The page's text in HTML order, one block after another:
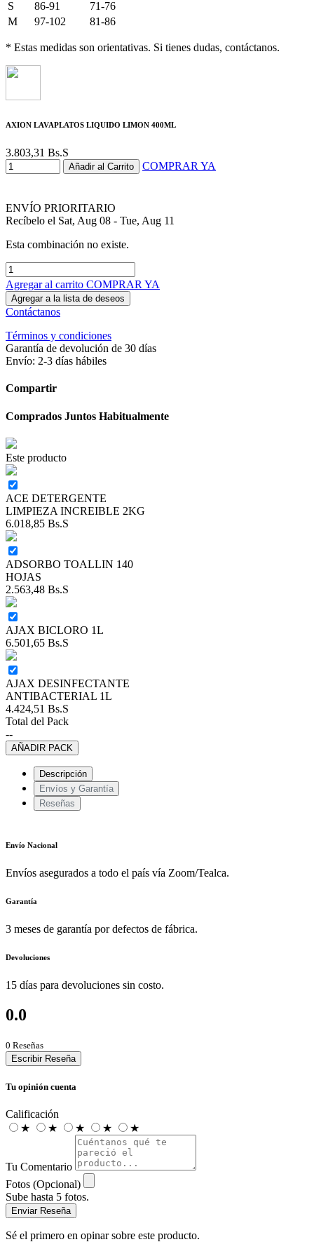
S 86-91
71-76
M
97-102 81-86
* Estas medidas son orientativas. Si tienes dudas, contáctanos.
AXION LAVAPLATOS LIQUIDO LIMON 400ML
3.803,31 Bs.S
Añadir al Carrito COMPRAR YA
ENVÍO PRIORITARIO
Recíbelo el Sat, Aug 08 - Tue, Aug 11
Esta combinación no existe.
Agregar al carrito COMPRAR YA
Agregar a la lista de deseos
Contáctanos
Términos y condiciones
Garantía de devolución de 30 días
Envío: 2-3 días hábiles
Compartir
Comprados Juntos Habitualmente
Este producto
ACE DETERGENTE
LIMPIEZA INCREIBLE 2KG
6.018,85 Bs.S
ADSORBO TOALLIN 140
HOJAS
2.563,48 Bs.S
AJAX BICLORO 1L
6.501,65 Bs.S
AJAX DESINFECTANTE
ANTIBACTERIAL 1L
4.424,51 Bs.S
Total del Pack
--
AÑADIR PACK
Descripción
Envíos y Garantía
Reseñas
Envío Nacional
Envíos asegurados a todo el país vía Zoom/Tealca.
Garantía
3 meses de garantía por defectos de fábrica.
Devoluciones
15 días para devoluciones sin costo.
0.0
0 Reseñas
Escribir Reseña
Tu opinión cuenta
Calificación
★
★ ★ ★ ★
Tu Comentario
Fotos (Opcional)
Sube hasta 5 fotos.
Enviar Reseña
Sé el primero en opinar sobre este producto.